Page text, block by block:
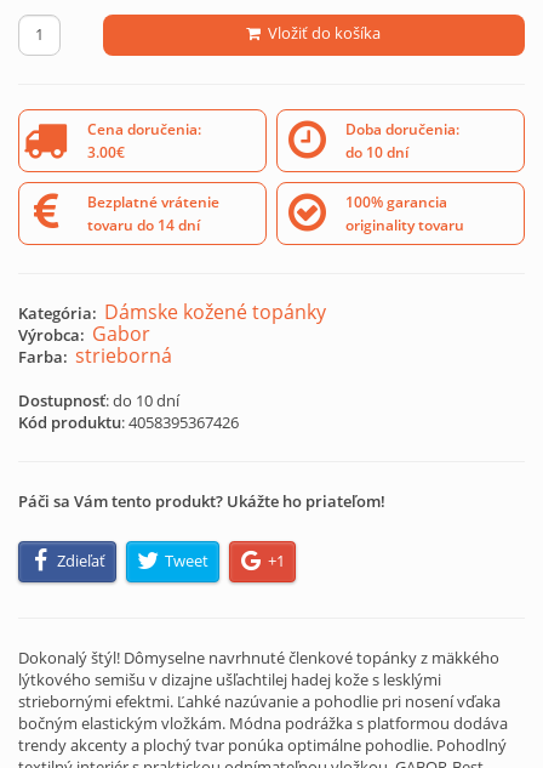
Vložiť do košíka
Cena doručenia:
3.00€
Doba doručenia:
do 10 dní
Bezplatné vrátenie
tovaru do 14 dní
100% garancia
originality tovaru
Kategória: Dámske kožené topánky
Výrobca: Gabor
Farba: strieborná
Dostupnosť: do 10 dní
Kód produktu:4058395367426
Páči sa Vám tento produkt? Ukážte ho priateľom!
Zdieľať Tweet +1
Dokonalý štýl! Dômyselne navrhnuté členkové topánky z mäkkého
lýtkového semišu v dizajne ušľachtilej hadej kože s lesklými
striebornými efektmi. Ľahké nazúvanie a pohodlie pri nosení vďaka
bočným elastickým vložkám. Módna podrážka s platformou dodáva
trendy akcenty a plochý tvar ponúka optimálne pohodlie. Pohodlný